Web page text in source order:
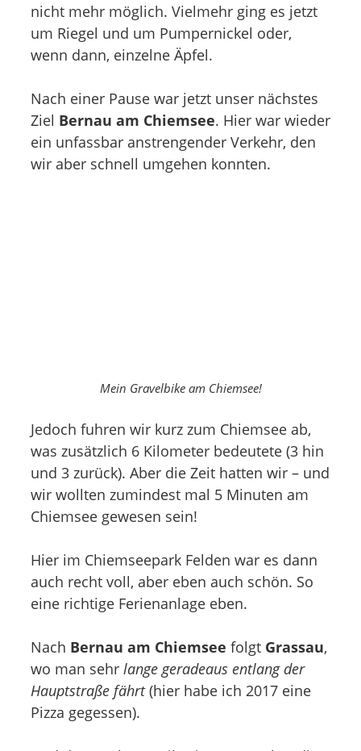
nicht mehr möglich. Vielmehr ging es jetzt
um Riegel und um Pumpernickel oder,
wenn dann, einzelne Äpfel.
Nach einer Pause war jetzt unser nächstes
Ziel Bernau am Chiemsee. Hier war wieder
ein unfassbar anstrengender Verkehr, den
wir aber schnell umgehen konnten.
Mein Gravelbike am Chiemsee!
Jedoch fuhren wir kurz zum Chiemsee ab,
was zusätzlich 6 Kilometer bedeutete (3 hin
und 3 zurück). Aber die Zeit hatten wir – und
wir wollten zumindest mal 5 Minuten am
Chiemsee gewesen sein!
Hier im Chiemseepark Felden war es dann
auch recht voll, aber eben auch schön. So
eine richtige Ferienanlage eben.
Nach Bernau am Chiemsee folgt Grassau,
wo man sehr lange geradeaus entlang der
Hauptstraße fährt(hier habe ich 2017 eine
Pizza gegessen).